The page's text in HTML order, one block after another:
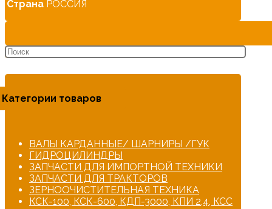
Страна РОССИЯ
Категории товаров
ВАЛЫ КАРДАННЫЕ/ ШАРНИРЫ /ГУК
ГИДРОЦИЛИНДРЫ
ЗАПЧАСТИ ДЛЯ ИМПОРТНОЙ ТЕХНИКИ
ЗАПЧАСТИ ДЛЯ ТРАКТОРОВ
ЗЕРНООЧИСТИТЕЛЬНАЯ ТЕХНИКА
КСК-100, КСК-600, КДП-3000, КПИ 2,4, КСС